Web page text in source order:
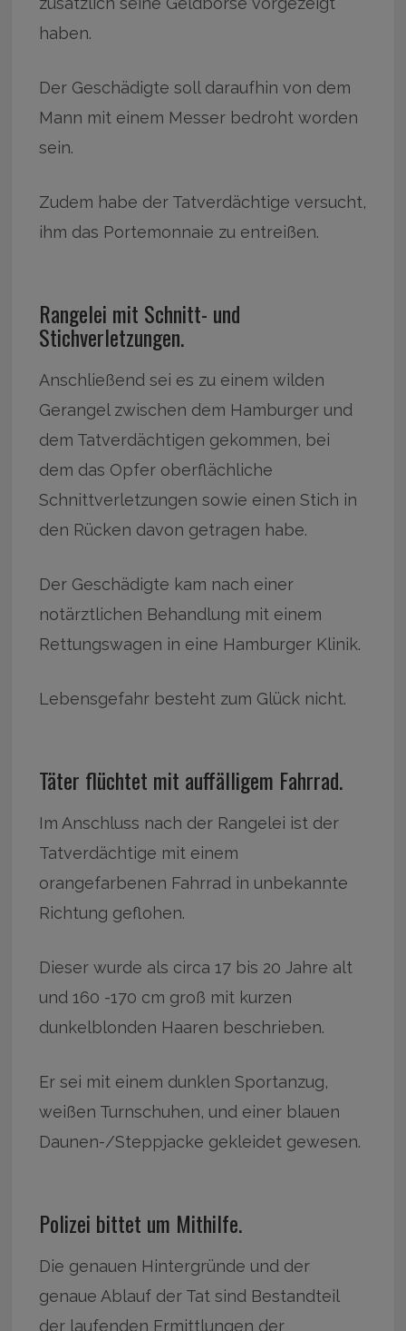
haben.
Der Geschädigte soll daraufhin von dem
Mann mit einem Messer bedroht worden
sein.
Zudem habe der Tatverdächtige versucht,
ihm das Portemonnaie zu entreißen.
Rangelei mit Schnitt- und
Stichverletzungen.
Anschließend sei es zu einem wilden
Gerangel zwischen dem Hamburger und
dem Tatverdächtigen gekommen, bei
dem das Opfer oberflächliche
Schnittverletzungen sowie einen Stich in
den Rücken davon getragen habe.
Der Geschädigte kam nach einer
notärztlichen Behandlung mit einem
Rettungswagen in eine Hamburger Klinik.
Lebensgefahr besteht zum Glück nicht.
Täter flüchtet mit auffälligem Fahrrad.
Im Anschluss nach der Rangelei ist der
Tatverdächtige mit einem
orangefarbenen Fahrrad in unbekannte
Richtung geflohen.
Dieser wurde als circa 17 bis 20 Jahre alt
und 160 -170 cm groß mit kurzen
dunkelblonden Haaren beschrieben.
Er sei mit einem dunklen Sportanzug,
weißen Turnschuhen, und einer blauen
Daunen-/Steppjacke gekleidet gewesen.
Polizei bittet um Mithilfe.
Die genauen Hintergründe und der
genaue Ablauf der Tat sind Bestandteil
der laufenden Ermittlungen der